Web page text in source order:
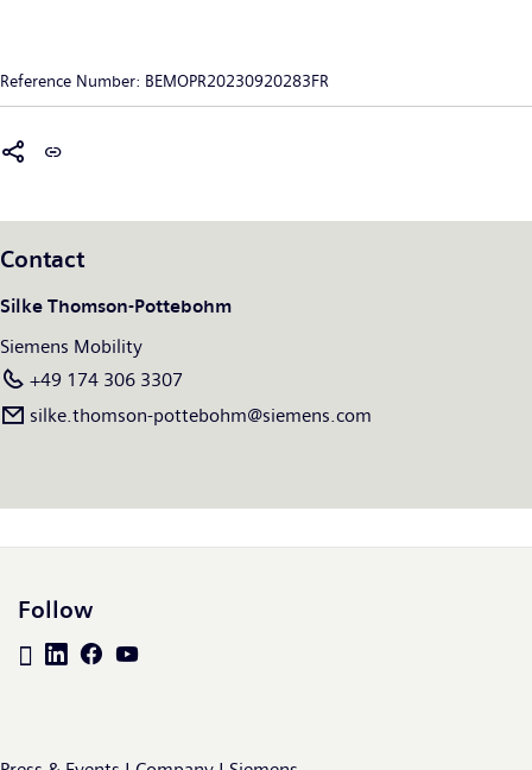
des passagers et de garantir la disponibilité. Au cours de l'année
plus :www.siemens.com/mobility
Reference Number: BEMOPR20230920283FR
Contact
Silke Thomson-Pottebohm
Siemens Mobility
+49 174 306 3307
silke.thomson-pottebohm@siemens.com
Follow